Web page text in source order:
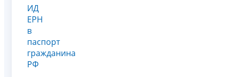
ИД
ЕРН
в
паспорт
гражданина
РФ